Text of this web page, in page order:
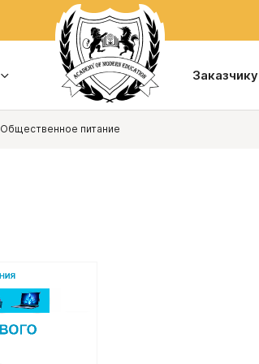
Заказчику
Общественное питание